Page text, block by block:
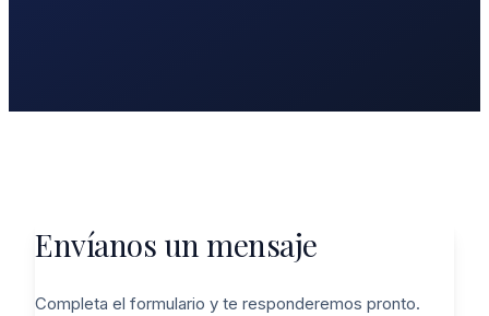
Envíanos un mensaje
Completa el formulario y te responderemos pronto.